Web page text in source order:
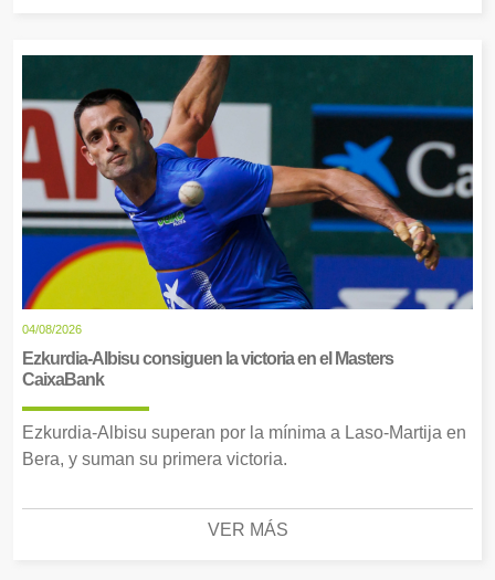
04/08/2026
Ezkurdia-Albisu consiguen la victoria en el Masters
CaixaBank
Ezkurdia-Albisu superan por la mínima a Laso-Martija en
Bera, y suman su primera victoria.
VER MÁS